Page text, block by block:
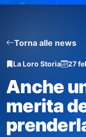
Torna alle news
La Loro Storia 27
Anche
merita